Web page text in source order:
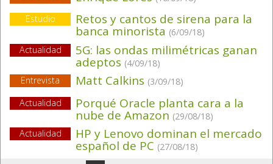
Estudio
Retos y cantos de sirena para la
banca minorista (6/09/18)
Actualidad
5G: las ondas milimétricas ganan
adeptos (4/09/18)
Entrevista
Matt Calkins (3/09/18)
Actualidad
Porqué Oracle planta cara a la
nube de Amazon (29/08/18)
Actualidad
HP y Lenovo dominan el mercado
español de PC (27/08/18)